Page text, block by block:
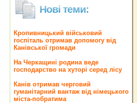
Нові теми:
Кропивницький військовий
госпіталь отримав допомогу від
Канівської громади
На Черкащині родина веде
господарство на хуторі серед лісу
Канів отримав черговий
гуманітарний вантаж від німецького
міста-побратима